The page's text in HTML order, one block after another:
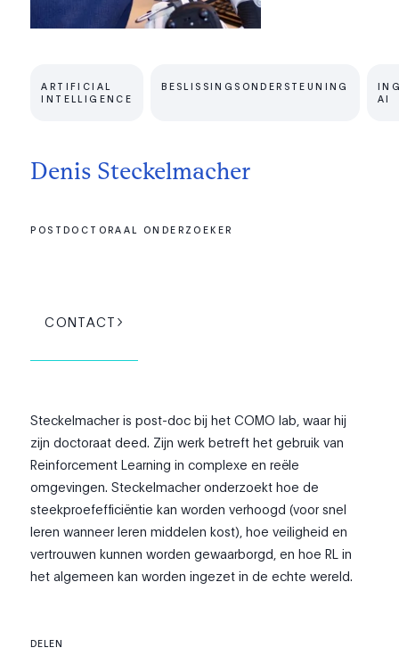
Denis Steckelmacher
ARTIFICIAL
INTELLIGENCE
BESLISSINGSONDERSTEUNING
AI
POSTDOCTORAAL ONDERZOEKER
CONTACT
Steckelmacher is post-doc bij het COMO lab, waar hij
zijn doctoraat deed. Zijn werk betreft het gebruik van
Reinforcement Learning in complexe en reële
omgevingen. Steckelmacher onderzoekt hoe de
steekproefefficiëntie kan worden verhoogd (voor snel
leren wanneer leren middelen kost), hoe veiligheid en
vertrouwen kunnen worden gewaarborgd, en hoe RL in
het algemeen kan worden ingezet in de echte wereld.
DELEN